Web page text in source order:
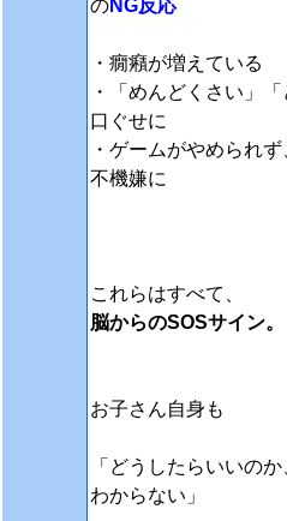
のNG反応
・癇癪が増えている
・「めんどくさい」
口ぐせに
・ゲームがやめられ
不機嫌に
これらはすべて、
脳からのSOSサイン。
お子さん自身も
「どうしたらいいのか
わからない」